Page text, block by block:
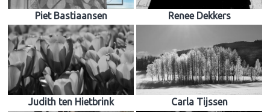
Piet Bastiaansen Renee Dekkers
Judith ten Hietbrink Carla Tijssen